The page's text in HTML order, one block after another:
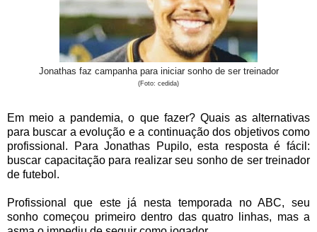
Jonathas faz campanha para iniciar sonho de ser treinador
(Foto: cedida)
Em meio a pandemia, o que fazer? Quais as alternativas
para buscar a evolução e a continuação dos objetivos como
profissional. Para Jonathas Pupilo, esta resposta é fácil:
buscar capacitação para realizar seu sonho de ser treinador
de futebol.
Profissional que este já nesta temporada no ABC, seu
sonho começou primeiro dentro das quatro linhas, mas a